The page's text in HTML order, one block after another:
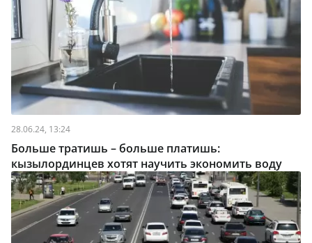
28.06.24, 13:24
Больше тратишь – больше платишь:
кызылординцев хотят научить экономить воду